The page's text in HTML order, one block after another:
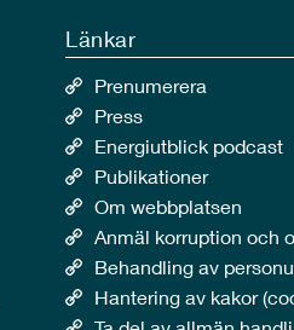
Länkar
Prenumerera
Press
Energiutblick podcast
Publikationer
Om webbplatsen
Anmäl korruption och
Behandling av
Hantering av kakor